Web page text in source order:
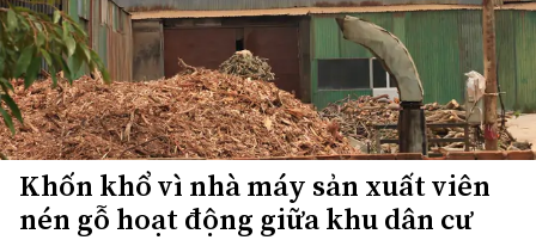
Khốn khổ vì nhà máy sản xuất viên
nén gỗ hoạt động giữa khu dân cư